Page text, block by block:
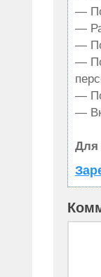
—
—
—
—
—
—
Для